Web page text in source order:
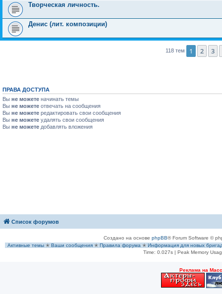
Творческая личность.
Денис (лит. композиции)
118 тем 1 2 3
ПРАВА ДОСТУПА
Вы не можете начинать темы
Вы не можете отвечать на сообщения
Вы не можете редактировать свои сообщения
Вы не можете удалять свои сообщения
Вы не можете добавлять вложения
Список форумов
Создано на основе phpBB® Forum Software ©
Активные темы ✭ Ваши сообщения ✭ Правила форума ✭ Информация для новых
Time: 0.027s| Peak Memory
Рeклама на